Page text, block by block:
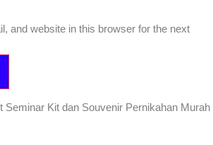
and website in this browser for the next
Seminar Kit dan Souvenir Pernikahan Murah